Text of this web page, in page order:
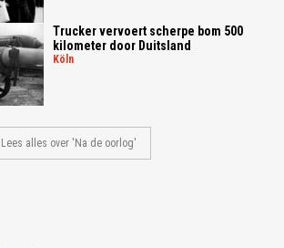
Trucker vervoert scherpe bom 500
kilometer door Duitsland
köln
Lees alles over 'Na de oorlog'